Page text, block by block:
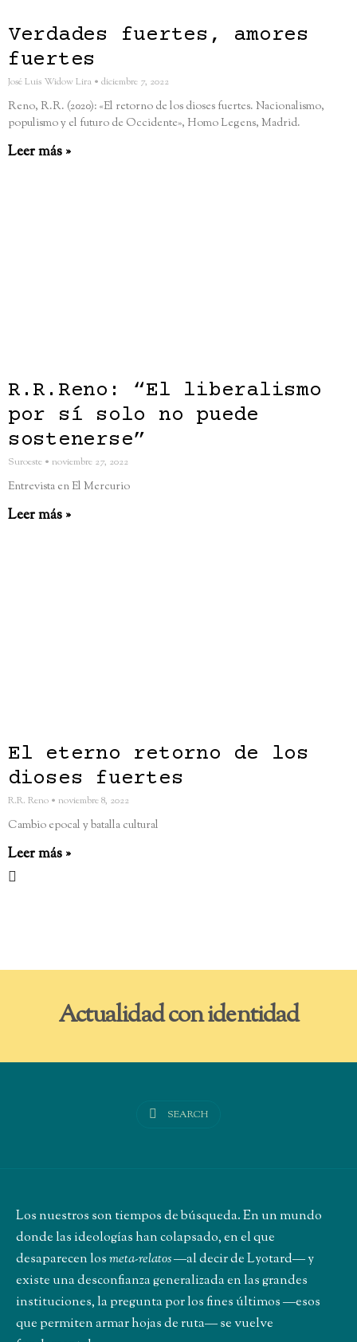
Verdades fuertes, amores
fuertes
José Luis Widow Lira diciembre 7, 2022
Reno, R.R. (2020): «El retorno de los dioses fuertes. Nacionalismo,
populismo y el futuro de Occidente», Homo Legens, Madrid.
Leer más »
R.R.Reno: “El liberalismo
por sí solo no puede
sostenerse”
Suroeste noviembre 27, 2022
Entrevista en El Mercurio
Leer más »
El eterno retorno de los
dioses fuertes
R.R. Reno noviembre 8, 2022
Cambio epocal y batalla cultural
Leer más »
Actualidad con identidad
SEARCH
Los nuestros son tiempos de búsqueda. En un mundo
donde las ideologías han colapsado, en el que
desaparecen losmeta-relatos―al decir de Lyotard― y
existe una desconfianza generalizada en las grandes
instituciones, la pregunta por los fines últimos ―esos
que permiten armar hojas de ruta― se vuelve